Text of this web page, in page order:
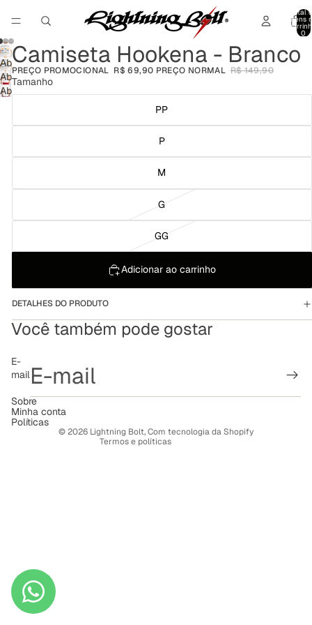
Total
itens
0
Abrir
imagem
em
Abrir
imagem
cheia
Abrir
tela
Camiseta Hookena - Branco
PREÇO PROMOCIONAL R$ 69,90 PREÇO NORMAL R$ 149,90
Tamanho
PP
P
M
G
GG
Adicionar ao carrinho
DETALHES DO PRODUTO
Você também pode gostar
E-
mail
Sobre
Minha conta
Políticas
© 2026 Lightning Bolt,Com tecnologia da Shopify
Termos e políticas
Política de privacidade
Termos de serviço
Política de frete